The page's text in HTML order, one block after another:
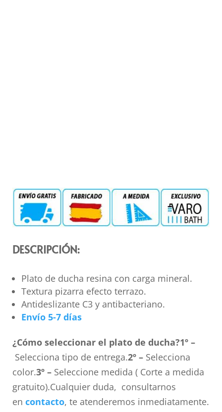
DESCRIPCIÓN:
Plato de ducha resina con carga mineral.
Textura pizarra efecto terrazo.
Antideslizante C3 y antibacteriano.
Envío 5-7 días
¿Cómo seleccionar el plato de ducha?1º –
Selecciona tipo de entrega.2º –Selecciona
color.3º –Seleccione medida ( Corte a medida
gratuito).Cualquier duda, consultarnos
en contacto, te atenderemos inmediatamente.